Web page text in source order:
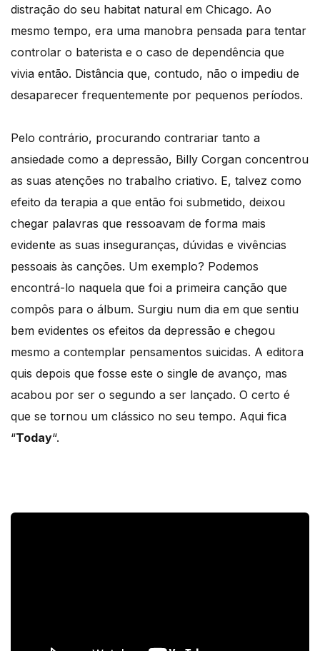
distração do seu habitat natural em Chicago. Ao
mesmo tempo, era uma manobra pensada para tentar
controlar o baterista e o caso de dependência que
vivia então. Distância que, contudo, não o impediu de
desaparecer frequentemente por pequenos períodos.
Pelo contrário, procurando contrariar tanto a
ansiedade como a depressão, Billy Corgan concentrou
as suas atenções no trabalho criativo. E, talvez como
efeito da terapia a que então foi submetido, deixou
chegar palavras que ressoavam de forma mais
evidente as suas inseguranças, dúvidas e vivências
pessoais às canções. Um exemplo? Podemos
encontrá-lo naquela que foi a primeira canção que
compôs para o álbum. Surgiu num dia em que sentiu
bem evidentes os efeitos da depressão e chegou
mesmo a contemplar pensamentos suicidas. A editora
quis depois que fosse este o single de avanço, mas
acabou por ser o segundo a ser lançado. O certo é
que se tornou um clássico no seu tempo. Aqui fica
“Today“.